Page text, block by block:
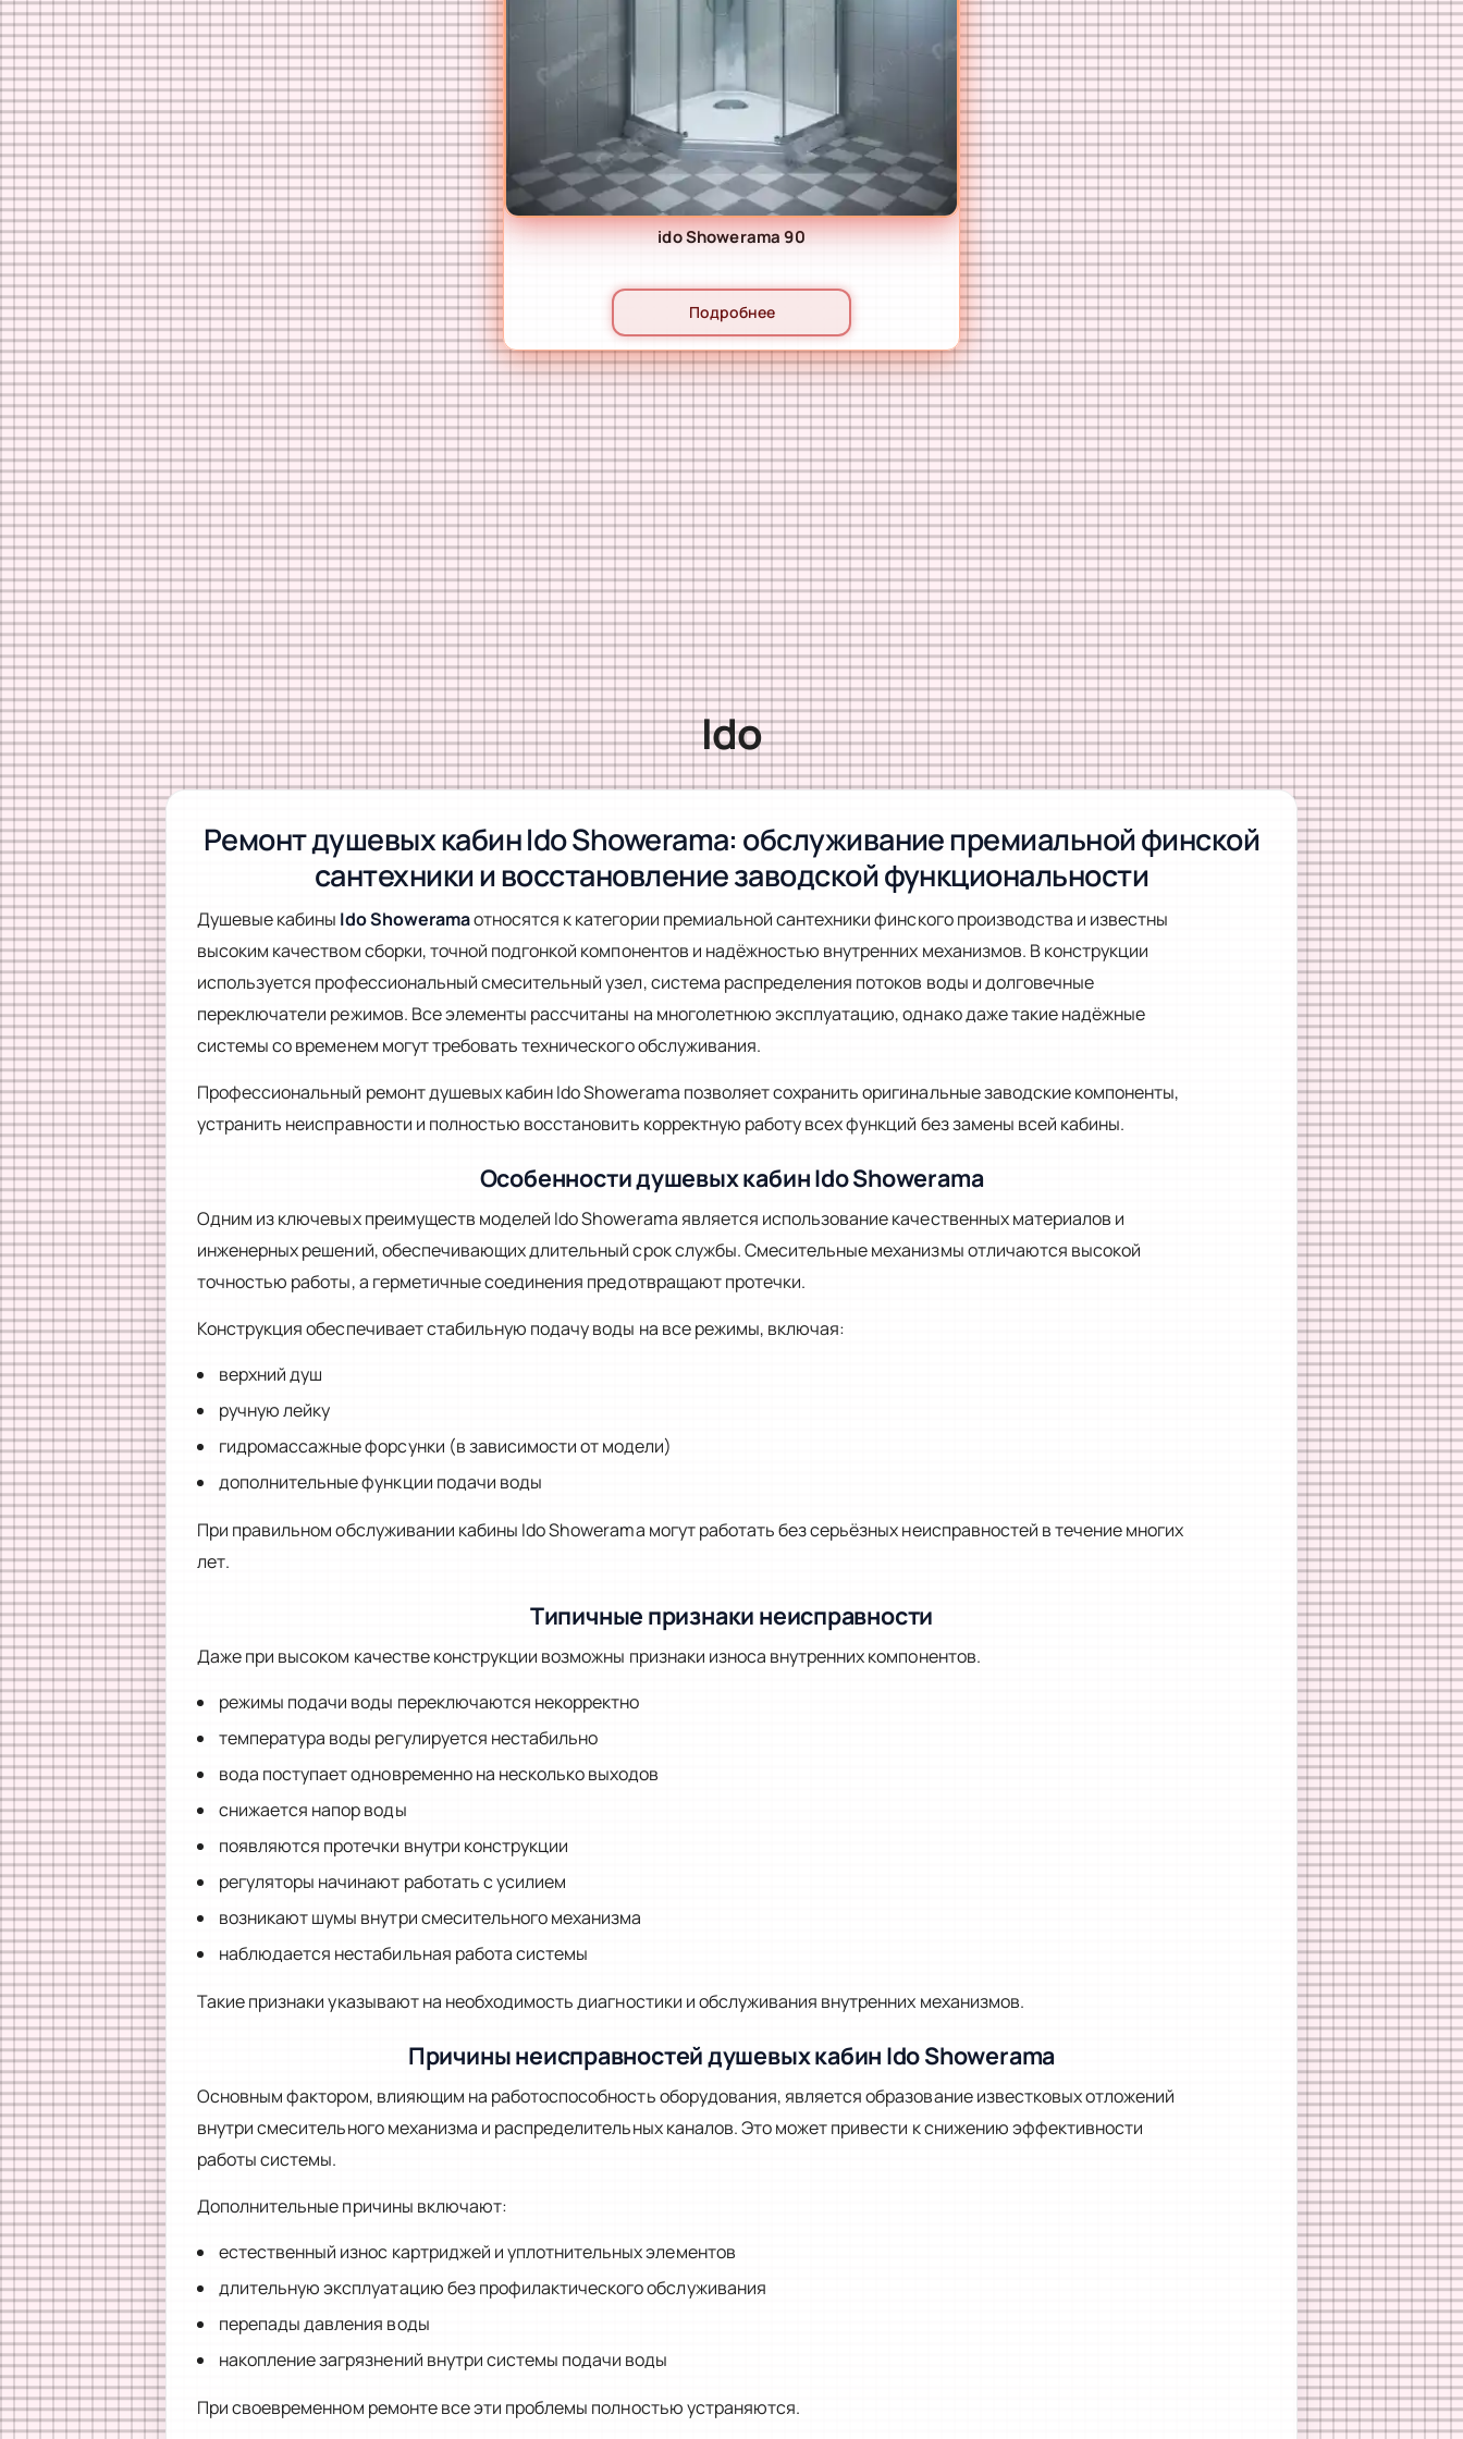
ido Showerama 90
Подробнее
Ido
Ремонт душевых кабин Ido Showerama: обслуживание премиальной финской
сантехники и восстановление заводской функциональности
Душевые кабины Ido Showeramaотносятся к категории премиальной сантехники финского производства и известны
высоким качеством сборки, точной подгонкой компонентов и надёжностью внутренних механизмов. В конструкции
используется профессиональный смесительный узел, система распределения потоков воды и долговечные
переключатели режимов. Все элементы рассчитаны на многолетнюю эксплуатацию, однако даже такие надёжные
системы со временем могут требовать технического обслуживания.
Профессиональный ремонт душевых кабин Ido Showerama позволяет сохранить оригинальные заводские компоненты,
устранить неисправности и полностью восстановить корректную работу всех функций без замены всей кабины.
Особенности душевых кабин Ido Showerama
Одним из ключевых преимуществ моделей Ido Showerama является использование качественных материалов и
инженерных решений, обеспечивающих длительный срок службы. Смесительные механизмы отличаются высокой
точностью работы, а герметичные соединения предотвращают протечки.
Конструкция обеспечивает стабильную подачу воды на все режимы, включая:
верхний душ
ручную лейку
гидромассажные форсунки (в зависимости от модели)
дополнительные функции подачи воды
При правильном обслуживании кабины Ido Showerama могут работать без серьёзных неисправностей в течение многих
лет.
Типичные признаки неисправности
Даже при высоком качестве конструкции возможны признаки износа внутренних компонентов.
режимы подачи воды переключаются некорректно
температура воды регулируется нестабильно
вода поступает одновременно на несколько выходов
снижается напор воды
появляются протечки внутри конструкции
регуляторы начинают работать с усилием
возникают шумы внутри смесительного механизма
наблюдается нестабильная работа системы
Такие признаки указывают на необходимость диагностики и обслуживания внутренних механизмов.
Причины неисправностей душевых кабин Ido Showerama
Основным фактором, влияющим на работоспособность оборудования, является образование известковых отложений
внутри смесительного механизма и распределительных каналов. Это может привести к снижению эффективности
работы системы.
Дополнительные причины включают:
естественный износ картриджей и уплотнительных элементов
длительную эксплуатацию без профилактического обслуживания
перепады давления воды
накопление загрязнений внутри системы подачи воды
При своевременном ремонте все эти проблемы полностью устраняются.